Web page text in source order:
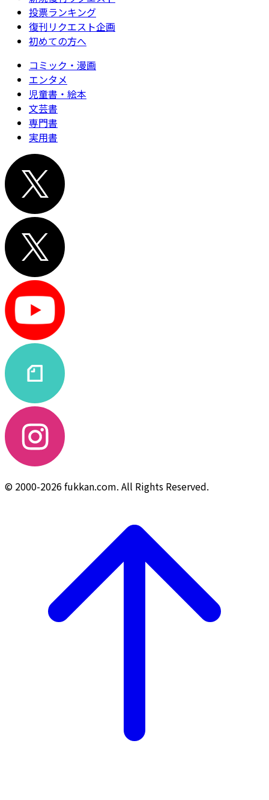
投票ランキング
復刊リクエスト企画
初めての方へ
コミック・漫画
エンタメ
児童書・絵本
文芸書
専門書
実用書
© 2000-2026 fukkan.com. All Rights Reserved.